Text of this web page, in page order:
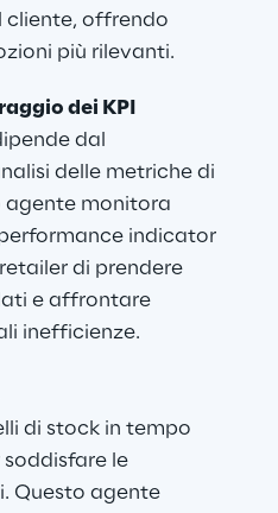
cliente, offrendo
più rilevanti.
dei KPI
dal
delle metriche di
agente monitora
indicator
di prendere
e affrontare
inefficienze.
di stock in tempo
soddisfare le
Questo agente